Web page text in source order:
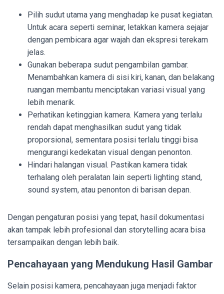
Pilih sudut utama yang menghadap ke pusat kegiatan.
Untuk acara seperti seminar, letakkan kamera sejajar
dengan pembicara agar wajah dan ekspresi terekam
jelas.
Gunakan beberapa sudut pengambilan gambar.
Menambahkan kamera di sisi kiri, kanan, dan belakang
ruangan membantu menciptakan variasi visual yang
lebih menarik.
Perhatikan ketinggian kamera. Kamera yang terlalu
rendah dapat menghasilkan sudut yang tidak
proporsional, sementara posisi terlalu tinggi bisa
mengurangi kedekatan visual dengan penonton.
Hindari halangan visual. Pastikan kamera tidak
terhalang oleh peralatan lain seperti lighting stand,
sound system, atau penonton di barisan depan.
Dengan pengaturan posisi yang tepat, hasil dokumentasi
akan tampak lebih profesional dan storytelling acara bisa
tersampaikan dengan lebih baik.
Pencahayaan yang Mendukung Hasil Gambar
Selain posisi kamera, pencahayaan juga menjadi faktor